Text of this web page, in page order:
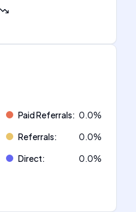
Paid Referrals: 0.0%
Referrals: 0.0%
Direct: 0.0%